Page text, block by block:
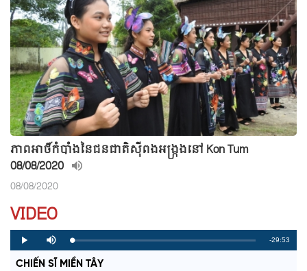
ភាពអាថិ៍កំបាំងនៃជនជាតិស៊ីពងអង្រ្កងនៅ Kon Tum
08/08/2020
08/08/2020
VIDEO
P
l
y
M
u
e
L
o
a
d
P
r
o
g
R
-29:53
CHIẾN SĨ MIỀN TÂY